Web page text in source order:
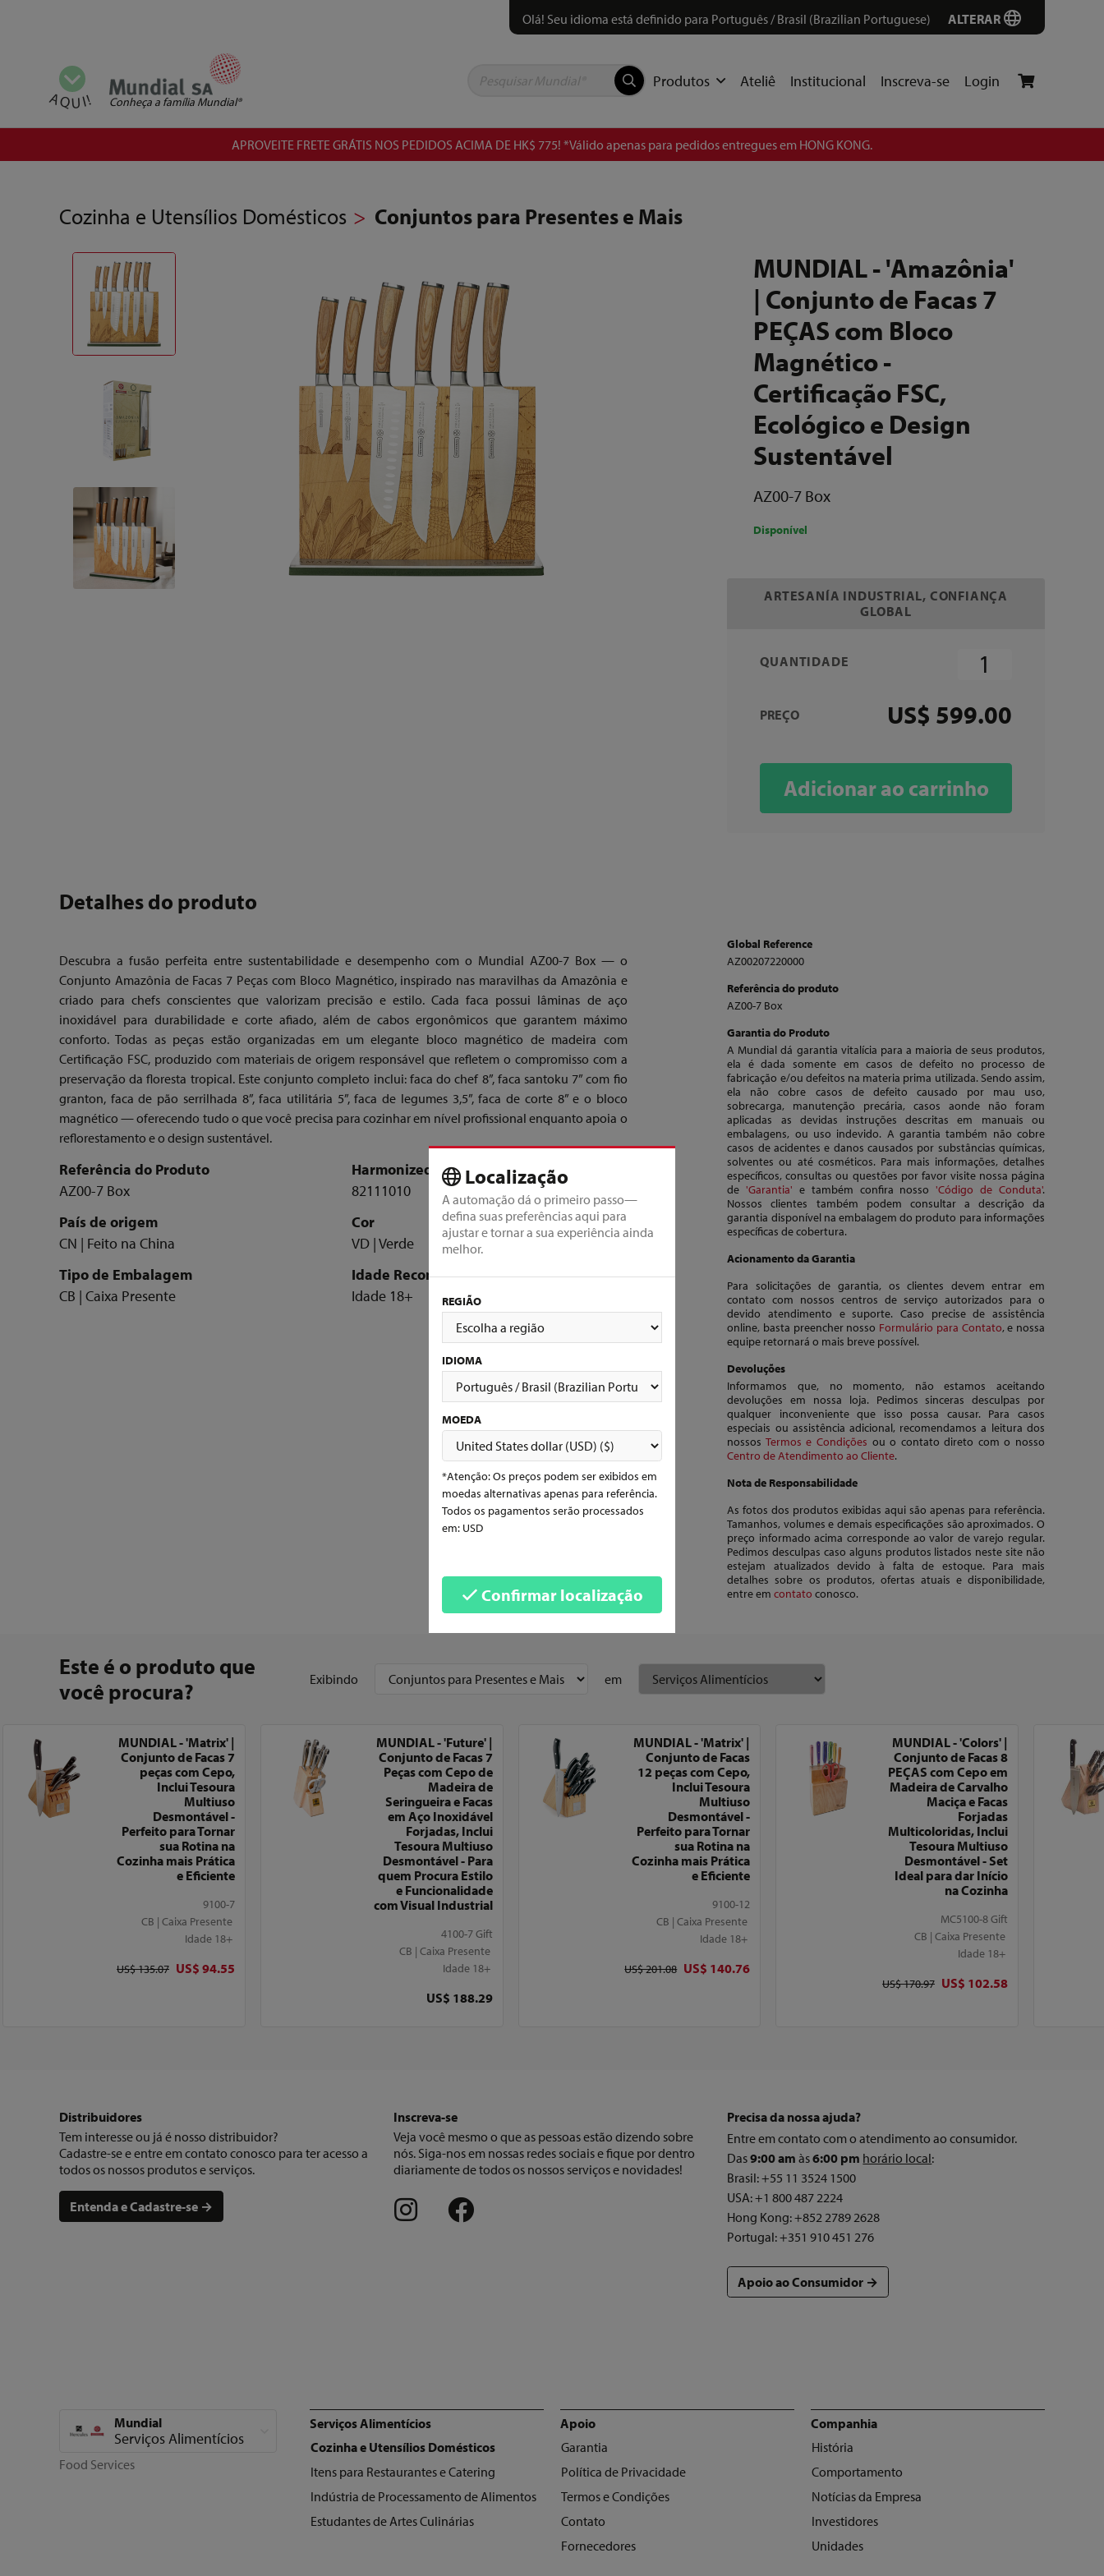
Localização
A automação dá o primeiro passo—
defina suas preferências aqui para
ajustar e tornar a sua experiência ainda
melhor.
REGIÃO
IDIOMA
MOEDA
*Atenção: Os preços podem ser exibidos em
moedas alternativas apenas para referência.
Todos os pagamentos serão processados
em: USD
Confirmar localização
Olá! Seu idioma está definido para Português / Brasil (Brazilian Portuguese) ALTERAR
Mostrar todas as categorias
AQUI! Conheça a família Mundial®
Produtos Ateliê Institucional Inscreva-se Login
APROVEITE FRETE GRÁTIS NOS PEDIDOS ACIMA DE HK$ 775! *Válido apenas para pedidos entregues em HONG KONG.
Cozinha e Utensílios Domésticos Conjuntos para Presentes e Mais
MUNDIAL - 'Amazônia'
| Conjunto de Facas 7
PEÇAS com Bloco
Magnético -
Certificação FSC,
Ecológico e Design
Sustentável
AZ00-7 Box
Disponível
ARTESANÍA INDUSTRIAL, CONFIANÇA
GLOBAL
QUANTIDADE
PREÇO US$ 599.00
Adicionar ao carrinho
Detalhes do produto
Descubra a fusão perfeita entre sustentabilidade e desempenho com o Mundial AZ00-7 Box — o
Conjunto Amazônia de Facas 7 Peças com Bloco Magnético, inspirado nas maravilhas da Amazônia e
criado para chefs conscientes que valorizam precisão e estilo. Cada faca possui lâminas de aço
inoxidável para durabilidade e corte afiado, além de cabos ergonômicos que garantem máximo
conforto. Todas as peças estão organizadas em um elegante bloco magnético de madeira com
Certificação FSC, produzido com materiais de origem responsável que refletem o compromisso com a
preservação da floresta tropical. Este conjunto completo inclui: faca do chef 8”, faca santoku 7” com fio
granton, faca de pão serrilhada 8”, faca utilitária 5”, faca de legumes 3,5”, faca de corte 8” e o bloco
magnético — oferecendo tudo o que você precisa para cozinhar em nível profissional enquanto apoia o
reflorestamento e o design sustentável.
Referência do Produto
AZ00-7 Box
Harmonized System Code
82111010
País de origem
CN | Feito na China
Cor
VD | Verde
Tipo de Embalagem
CB | Caixa Presente
Idade Recomendada
Idade 18+
Global Reference
AZ00207220000
Referência do produto
AZ00-7 Box
Garantia do Produto
A Mundial dá garantia vitalícia para a maioria de seus produtos,
ela é dada somente em casos de defeito no processo de
fabricação e/ou defeitos na materia prima utilizada. Sendo assim,
ela não cobre casos de defeito causado por mau uso,
sobrecarga, manutenção precária, casos aonde não foram
aplicadas as devidas instruções descritas em manuais ou
embalagens, ou uso indevido. A garantia também não cobre
casos de acidentes e danos causados por substâncias químicas,
solventes ou até cosméticos. Para mais informações, detalhes
específicos, consultas ou questões por favor visite nossa página
de'Garantia' e também confira nosso'Código de Conduta'.
Nossos clientes também podem consultar a descrição da
garantia disponível na embalagem do produto para informações
específicas de cobertura.
Acionamento da Garantia
Para solicitações de garantia, os clientes devem entrar em
contato com nossos centros de serviço autorizados para o
devido atendimento e suporte. Caso precise de assistência
online, basta preencher nosso Formulário para Contato, e nossa
equipe retornará o mais breve possível.
Devoluções
Informamos que, no momento, não estamos aceitando
devoluções em nossa loja. Pedimos sinceras desculpas por
qualquer inconveniente que isso possa causar. Para casos
especiais ou assistência adicional, recomendamos a leitura dos
nossos Termos e Condições ou o contato direto com o nosso
Centro de Atendimento ao Cliente.
Nota de Responsabilidade
As fotos dos produtos exibidas aqui são apenas para referência.
Tamanhos, volumes e demais especificações são aproximados. O
preço informado acima corresponde ao valor de varejo regular.
Pedimos desculpas caso alguns produtos listados neste site não
estejam atualizados devido à falta de estoque. Para mais
detalhes sobre os produtos, ofertas atuais e disponibilidade,
entre emcontato conosco.
Este é o produto que
você procura?
Exibindo em
MUNDIAL - 'Matrix' |
Conjunto de Facas 7
peças com Cepo,
Inclui Tesoura
Multiuso
Desmontável -
Perfeito para Tornar
sua Rotina na
Cozinha mais Prática
e Eficiente
9100-7
CB | Caixa Presente
Idade 18+
Preço original
US$ 135.07 Preço original
US$ 94.55
MUNDIAL - 'Future' |
Conjunto de Facas 7
Peças com Cepo de
Madeira de
Seringueira e Facas
em Aço Inoxidável
Forjadas, Inclui
Tesoura Multiuso
Desmontável - Para
quem Procura Estilo
e Funcionalidade
com Visual Industrial
4100-7 Gift
CB | Caixa Presente
Idade 18+
Preço
US$ 188.29
MUNDIAL - 'Matrix' |
Conjunto de Facas
12 peças com Cepo,
Inclui Tesoura
Multiuso
Desmontável -
Perfeito para Tornar
sua Rotina na
Cozinha mais Prática
e Eficiente
9100-12
CB | Caixa Presente
Idade 18+
Preço original
US$ 201.08 Preço original
US$ 140.76
MUNDIAL - 'Colors' |
Conjunto de Facas 8
PEÇAS com Cepo em
Madeira de Carvalho
Maciça e Facas
Forjadas
Multicoloridas, Inclui
Tesoura Multiuso
Desmontável - Set
Ideal para dar Início
na Cozinha
MC5100-8 Gift
CB | Caixa Presente
Idade 18+
Preço original
US$ 170.97 Preço original
US$ 102.58
Distribuidores
Tem interesse ou já é nosso distribuidor?
Cadastre-se e entre em contato conosco para ter acesso a
todos os nossos produtos e serviços.
Entenda e Cadastre-se →
Inscreva-se
Veja você mesmo o que as pessoas estão dizendo sobre
nós. Siga-nos em nossas redes sociais e fique por dentro
diariamente de todos os nossos serviços e novidades!
Precisa da nossa ajuda?
Entre em contato com o atendimento ao consumidor.
Das9:00 am às6:00 pm horário local:
Brasil: +55 11 3524 1500
USA: +1 800 487 2224
Hong Kong: +852 2789 2628
Portugal: +351 910 451 276
Apoio ao Consumidor →
Mundial
Serviços Alimentícios Mostrar todas as categorias
Food Services
Serviços Alimentícios
Cozinha e Utensílios Domésticos
Itens para Restaurantes e Catering
Indústria de Processamento de Alimentos
Estudantes de Artes Culinárias
Apoio
Garantia
Política de Privacidade
Termos e Condições
Contato
Fornecedores
Companhia
História
Comportamento
Notícias da Empresa
Investidores
Unidades